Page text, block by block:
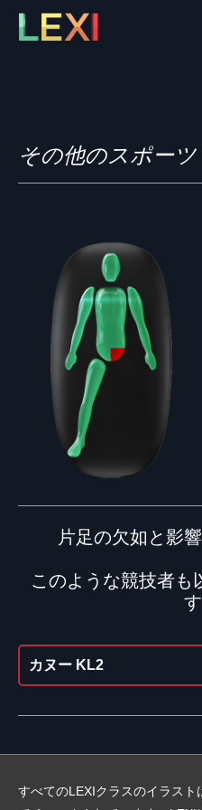
Skip
その他のスポーツ
片足の欠如と影
このような競技者も
す
カヌー KL2
すべてのLEXIクラスのイラス